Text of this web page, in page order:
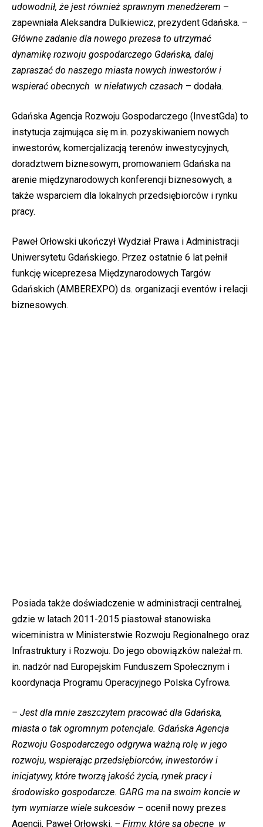
udowodnił, że jest również sprawnym menedżerem –
zapewniała Aleksandra Dulkiewicz, prezydent Gdańska. –
Główne zadanie dla nowego prezesa to utrzymać
dynamikę rozwoju gospodarczego Gdańska, dalej
zapraszać do naszego miasta nowych inwestorów i
wspierać obecnych w niełatwych czasach – dodała.
Gdańska Agencja Rozwoju Gospodarczego (InvestGda) to
instytucja zajmująca się m.in. pozyskiwaniem nowych
inwestorów, komercjalizacją terenów inwestycyjnych,
doradztwem biznesowym, promowaniem Gdańska na
arenie międzynarodowych konferencji biznesowych, a
także wsparciem dla lokalnych przedsiębiorców i rynku
pracy.
Paweł Orłowski ukończył Wydział Prawa i Administracji
Uniwersytetu Gdańskiego. Przez ostatnie 6 lat pełnił
funkcję wiceprezesa Międzynarodowych Targów
Gdańskich (AMBEREXPO) ds. organizacji eventów i relacji
biznesowych.
Posiada także doświadczenie w administracji centralnej,
gdzie w latach 2011-2015 piastował stanowiska
wiceministra w Ministerstwie Rozwoju Regionalnego oraz
Infrastruktury i Rozwoju. Do jego obowiązków należał m.
in. nadzór nad Europejskim Funduszem Społecznym i
koordynacja Programu Operacyjnego Polska Cyfrowa.
– Jest dla mnie zaszczytem pracować dla Gdańska,
miasta o tak ogromnym potencjale. Gdańska Agencja
Rozwoju Gospodarczego odgrywa ważną rolę w jego
rozwoju, wspierając przedsiębiorców, inwestorów i
inicjatywy, które tworzą jakość życia, rynek pracy i
środowisko gospodarcze. GARG ma na swoim koncie w
tym wymiarze wiele sukcesów – ocenił nowy prezes
Agencji, Paweł Orłowski. – Firmy, które są obecne w